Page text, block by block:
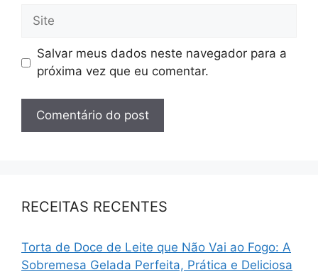
Salvar meus dados neste navegador para a
próxima vez que eu comentar.
RECEITAS RECENTES
Torta de Doce de Leite que Não Vai ao Fogo: A
Sobremesa Gelada Perfeita, Prática e Deliciosa